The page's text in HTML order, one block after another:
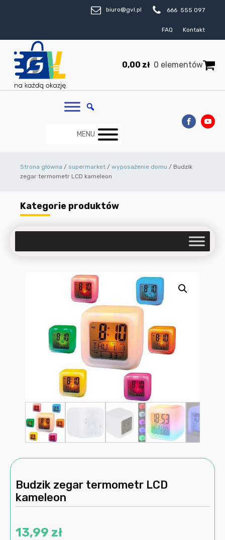
biuro@gvl.pl 666 555 097
FAQ Kontakt
0,00 zł 0 elementów
MENU
Strona główna / supermarket / wyposażenie domu / Budzik
zegar termometr LCD kameleon
Kategorie produktów
Budzik zegar termometr LCD
kameleon
13,99 zł